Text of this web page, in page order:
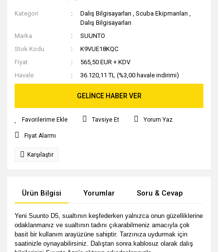
Kategori Dalış Bilgisayarları ,Scuba Ekipmanları ,
Dalış Bilgisayarları
Marka
SUUNTO
Stok Kodu
K9VUE18KQC
Fiyat
565,50 EUR + KDV
Havale
36.120,11 TL (%3,00 havale indirimi)
GELİNCE HABER VER
Tavsiye Et Yorum Yaz
Fiyat Alarmı
Karşılaştır
Ürün Bilgisi Yorumlar Soru & Cevap
Yeni Suunto D5, sualtının keşfederken yalnızca onun güzelliklerine
odaklanmanız ve sualtının tadını çıkarabilmeniz amacıyla çok
basit bir kullanım arayüzüne sahiptir. Tarzınıza uydurmak için
saatinizle oynayabilirsiniz. Dalıştan sonra kablosuz olarak dalış